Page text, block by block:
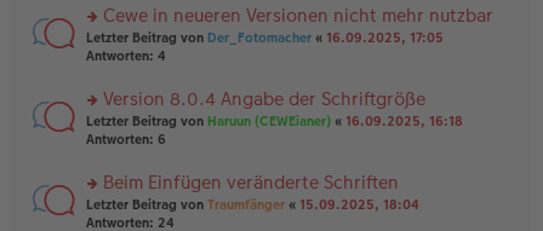
tr
a
g
e
n
er
tr
a
g
n
g
el
e
n
er
tr
a
g
rs
te
n
g
el
e
n
er
Cewe in neueren Versionen nicht mehr nutzbar
Letzter Beitrag von Der_Fotomacher « 16.09.2025, 17:05
Antworten: 4
rs
te
n
g
Version 8.0.4 Angabe der Schriftgröße
Letzter Beitrag von Haruun (CEWEianer) « 16.09.2025, 16:18
Antworten: 6
rs
te
Beim Einfügen veränderte Schriften
Letzter Beitrag von Traumfänger « 15.09.2025, 18:04
Antworten: 24